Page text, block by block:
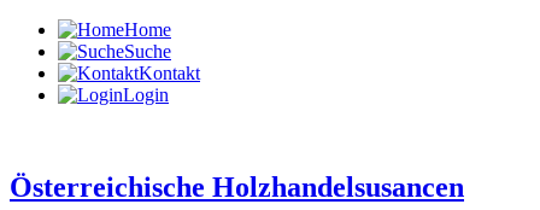
Home
Suche
Kontakt
Login
Österreichische Holzhandelsusancen